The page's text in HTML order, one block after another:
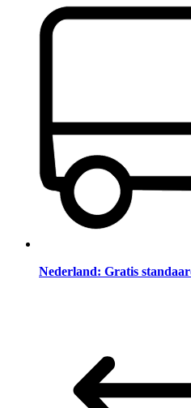
Nederland: Gratis